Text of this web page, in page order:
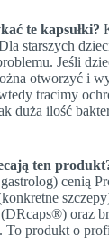
te kapsułki?
starszych
Jeśli
otworzyć i
tracimy
duża ilość
ten
cenią
oraz
To produkt o